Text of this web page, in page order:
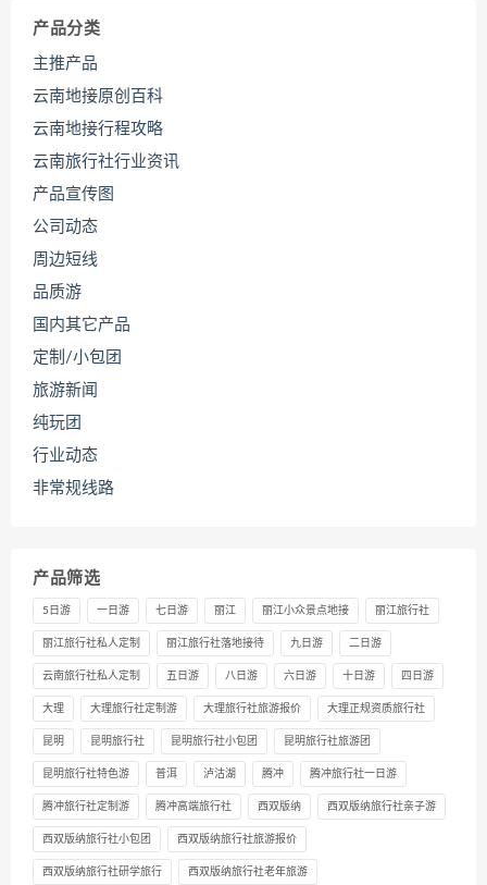
产品分类
主推产品
云南地接原创百科
云南地接行程攻略
云南旅行社行业资讯
产品宣传图
公司动态
周边短线
品质游
国内其它产品
定制/小包团
旅游新闻
纯玩团
行业动态
非常规线路
产品筛选
5日游 一日游 七日游 丽江 丽江小众景点地接 丽江旅行社
丽江旅行社私人定制 丽江旅行社落地接待 九日游 二日游
云南旅行社私人定制 五日游 八日游 六日游 十日游 四日游
大理 大理旅行社定制游 大理旅行社旅游报价 大理正规资质旅行社
昆明 昆明旅行社 昆明旅行社小包团 昆明旅行社旅游团
昆明旅行社特色游 普洱 泸沽湖 腾冲 腾冲旅行社一日游
腾冲旅行社定制游 腾冲高端旅行社 西双版纳 西双版纳旅行社亲子游
西双版纳旅行社小包团 西双版纳旅行社旅游报价
西双版纳旅行社研学旅行 西双版纳旅行社老年旅游